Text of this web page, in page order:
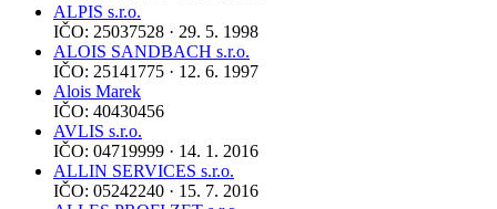
ALPIS s.r.o.
IČO: 25037528 · 29. 5. 1998
ALOIS SANDBACH s.r.o.
IČO: 25141775 · 12. 6. 1997
Alois Marek
IČO: 40430456
AVLIS s.r.o.
IČO: 04719999 · 14. 1. 2016
ALLIN SERVICES s.r.o.
IČO: 05242240 · 15. 7. 2016